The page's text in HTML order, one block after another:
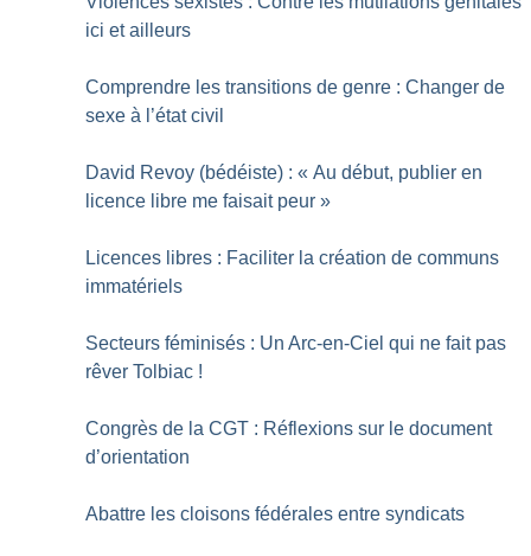
ici et ailleurs
Comprendre les transitions de genre : Changer de
sexe à l’état civil
David Revoy (bédéiste) : « Au début, publier en
licence libre me faisait peur »
Licences libres : Faciliter la création de communs
immatériels
Secteurs féminisés : Un Arc-en-Ciel qui ne fait pas
rêver Tolbiac !
Congrès de la CGT : Réflexions sur le document
d’orientation
Abattre les cloisons fédérales entre syndicats